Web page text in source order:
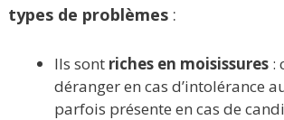
types de problèmes :
Ils sont riches en moisissures :
déranger en cas d’intolérance
parfois présente en cas de